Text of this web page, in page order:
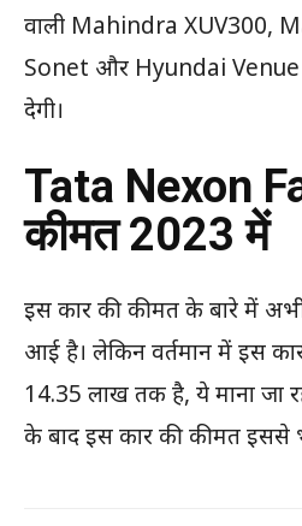
वाली Mahindra XUV300,
Sonet और Hyundai Venue
देगी।
Tata Nexon
कीमत 2023 में
इस कार की कीमत के बारे में अभी
आई है। लेकिन वर्तमान में इस
14.35 लाख तक है, ये माना जा
के बाद इस कार की कीमत इससे